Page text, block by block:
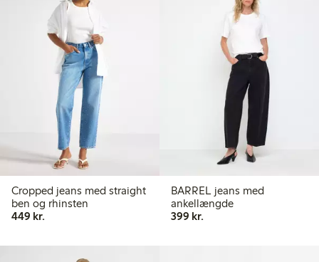
Cropped jeans med straight
ben og rhinsten
449 kr.
BARREL jeans med
ankellængde
399 kr.399,00 kr.